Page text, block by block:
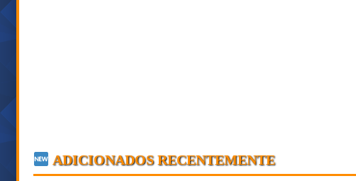
ADICIONADOS RECENTEMENTE